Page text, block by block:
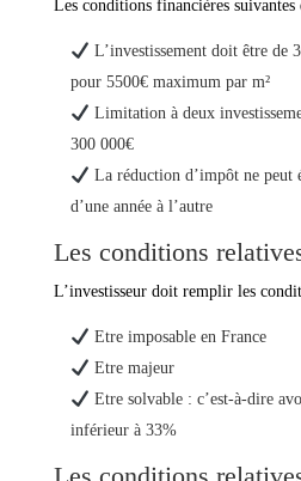
Les conditions financières suivantes
L’investissement doit être de
pour 5500€ maximum par m²
Limitation à deux
300 000€
La réduction d’impôt ne peut
d’une année à l’autre
Les conditions
L’investisseur doit remplir les
Etre imposable en France
Etre majeur
Etre solvable : c’est-à-dire
inférieur à 33%